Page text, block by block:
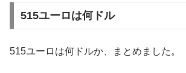
515ユーロは何ドル
515ユーロは何ドルか、まとめました。